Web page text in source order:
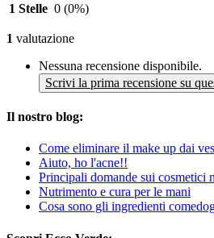
1 Stelle 0 (0%)
1 valutazione
Nessuna recensione disponibile.
Scrivi la prima recensione su
Il nostro blog:
Come eliminare il make up dai
Aiuto, ho l'acne!!
Principali domande sui cosmetici
Nutrimento e cura per le mani
Cosa sono gli ingredienti